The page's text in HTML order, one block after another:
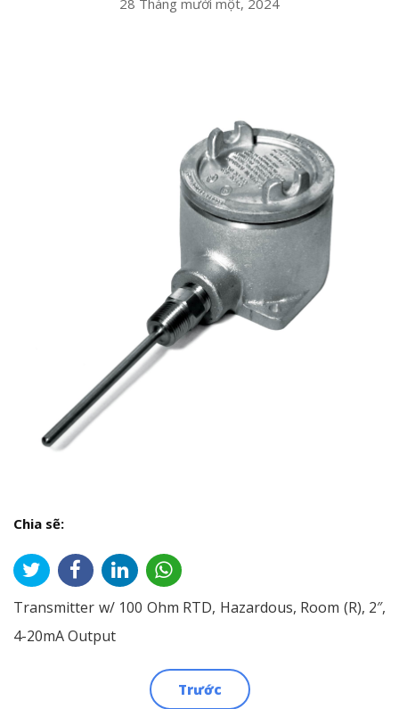
28 Tháng mười một, 2024
Chia sẽ:
Transmitter w/ 100 Ohm RTD, Hazardous, Room (R), 2″,
4-20mA Output
Trước